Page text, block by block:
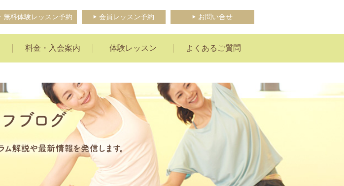
無料体験レッスン予約 会員レッスン予約 お問い合せ
料金・入会案内 体験レッスン よくあるご質問